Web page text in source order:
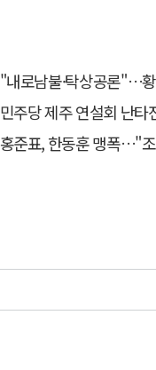
"내로남불·탁상공론"…황희 '버
민주당 제주 연설회 난타전…
홍준표, 한동훈 맹폭…"조선